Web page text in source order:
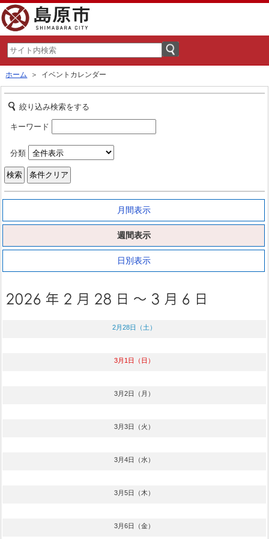
ホーム ＞ イベントカレンダー
絞り込み検索をする
キーワード
分類
月間表示
週間表示
日別表示
2月28日（土）
3月1日（日）
3月2日（月）
3月3日（火）
3月4日（水）
3月5日（木）
3月6日（金）